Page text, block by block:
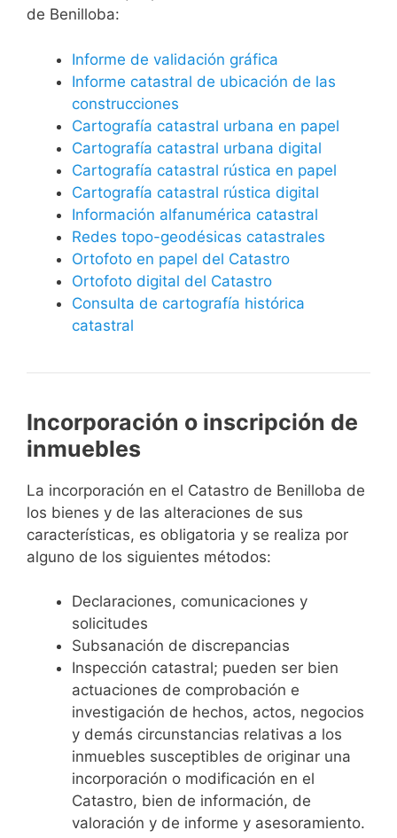
de Benilloba:
Informe de validación gráfica
Informe catastral de ubicación de las
construcciones
Cartografía catastral urbana en papel
Cartografía catastral urbana digital
Cartografía catastral rústica en papel
Cartografía catastral rústica digital
Información alfanumérica catastral
Redes topo-geodésicas catastrales
Ortofoto en papel del Catastro
Ortofoto digital del Catastro
Consulta de cartografía histórica
catastral
Incorporación o inscripción de
inmuebles
La incorporación en el Catastro de Benilloba de
los bienes y de las alteraciones de sus
características, es obligatoria y se realiza por
alguno de los siguientes métodos:
Declaraciones, comunicaciones y
solicitudes
Subsanación de discrepancias
Inspección catastral; pueden ser bien
actuaciones de comprobación e
investigación de hechos, actos, negocios
y demás circunstancias relativas a los
inmuebles susceptibles de originar una
incorporación o modificación en el
Catastro, bien de información, de
valoración y de informe y asesoramiento.